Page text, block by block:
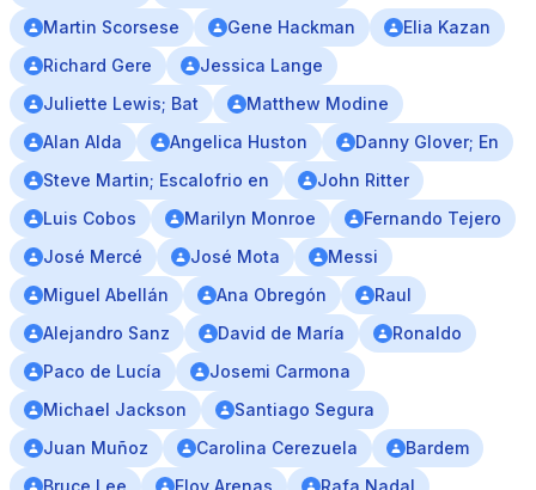
Martin Scorsese
Gene Hackman
Elia Kazan
Richard Gere
Jessica Lange
Juliette Lewis; Bat
Matthew Modine
Alan Alda
Angelica Huston
Danny Glover; En
Steve Martin; Escalofrio en
John Ritter
Luis Cobos
Marilyn Monroe
Fernando Tejero
José Mercé
José Mota
Messi
Miguel Abellán
Ana Obregón
Raul
Alejandro Sanz
David de María
Ronaldo
Paco de Lucía
Josemi Carmona
Michael Jackson
Santiago Segura
Juan Muñoz
Carolina Cerezuela
Bardem
Bruce Lee
Eloy Arenas Rafa Nadal